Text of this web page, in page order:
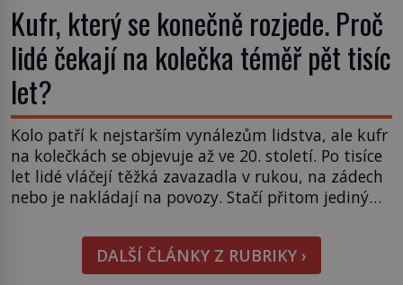
Kufr, který se konečně rozjede. Proč
lidé čekají na kolečka téměř pět tisíc
let?
Kolo patří k nejstarším vynálezům lidstva, ale kufr
na kolečkách se objevuje až ve 20. století. Po tisíce
let lidé vláčejí těžká zavazadla v rukou, na zádech
nebo je nakládají na povozy. Stačí přitom jediný
nikdo dlouho nedostane. Až jednou se na letišti
ozve věta, která změní […]
DALŠÍ ČLÁNKY Z RUBRIKY ›